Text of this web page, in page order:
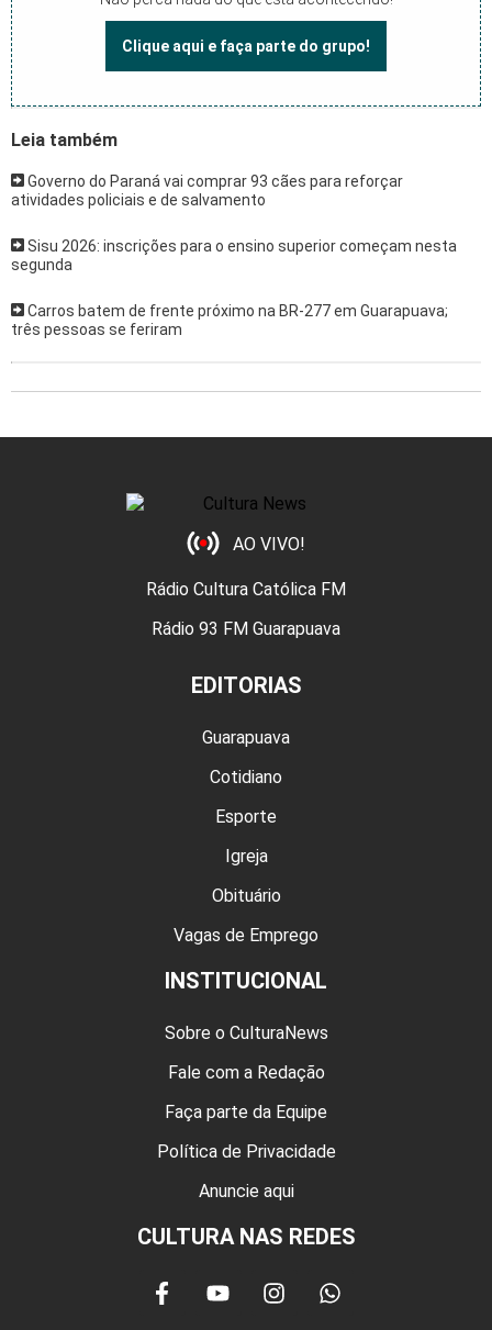
Clique aqui e faça parte do grupo!
Leia também
Governo do Paraná vai comprar 93 cães para reforçar
atividades policiais e de salvamento
Sisu 2026: inscrições para o ensino superior começam nesta
segunda
Carros batem de frente próximo na BR-277 em Guarapuava;
três pessoas se feriram
AO VIVO!
Rádio Cultura Católica FM
Rádio 93 FM Guarapuava
EDITORIAS
Guarapuava
Cotidiano
Esporte
Igreja
Obituário
Vagas de Emprego
INSTITUCIONAL
Sobre o CulturaNews
Fale com a Redação
Faça parte da Equipe
Política de Privacidade
Anuncie aqui
CULTURA NAS REDES